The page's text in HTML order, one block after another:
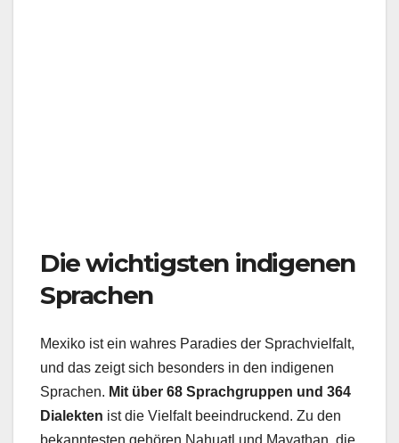
Die wichtigsten indigenen
Sprachen
Mexiko ist ein wahres Paradies der Sprachvielfalt,
und das zeigt sich besonders in den indigenen
Sprachen. Mit über 68 Sprachgruppen und 364
Dialekten ist die Vielfalt beeindruckend. Zu den
bekanntesten gehören Nahuatl und Mayathan, die